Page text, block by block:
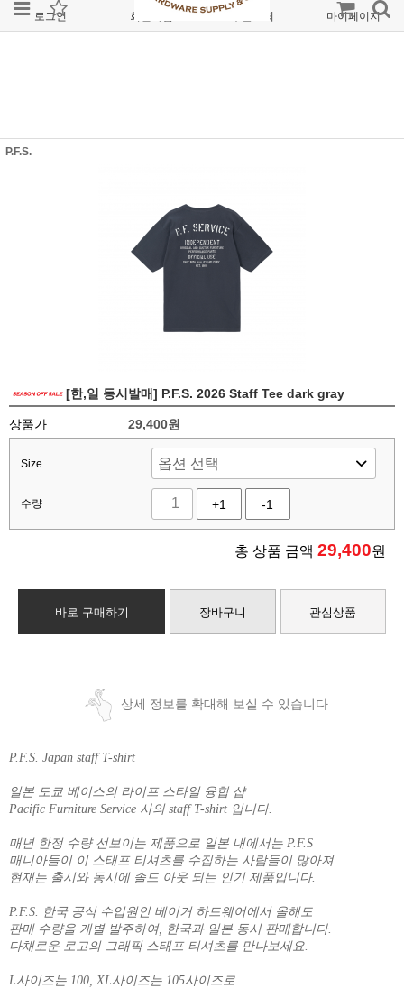
로그인 회원가입 주문조회 마이페이지
P.F.S.
[한,일 동시발매] P.F.S. 2026 Staff Tee dark gray
상품가 29,400원
Size
수량 +1 -1
총 상품 금액 29,400원
바로 구매하기 장바구니 관심상품
상세 정보를 확대해 보실 수 있습니다
P.F.S. Japan staff T-shirt
일본 도쿄 베이스의 라이프 스타일 융합 샵
Pacific Furniture Service 사의 staff T-shirt 입니다.
매년 한정 수량 선보이는 제품으로 일본 내에서는 P.F.S
매니아들이 이 스태프 티셔츠를 수집하는 사람들이 많아져
현재는 출시와 동시에 솔드 아웃 되는 인기 제품입니다.
P.F.S. 한국 공식 수입원인 베이거 하드웨어에서 올해도
판매 수량을 개별 발주하여, 한국과 일본 동시 판매합니다.
다채로운 로고의 그래픽 스태프 티셔츠를 만나보세요.
L사이즈는 100, XL사이즈는 105사이즈로